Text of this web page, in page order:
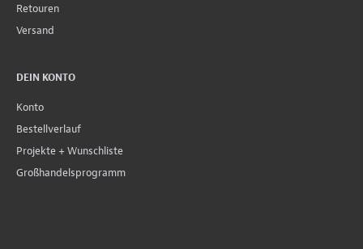
Retouren
Versand
DEIN KONTO
Konto
Bestellverlauf
Projekte + Wunschliste
Großhandelsprogramm